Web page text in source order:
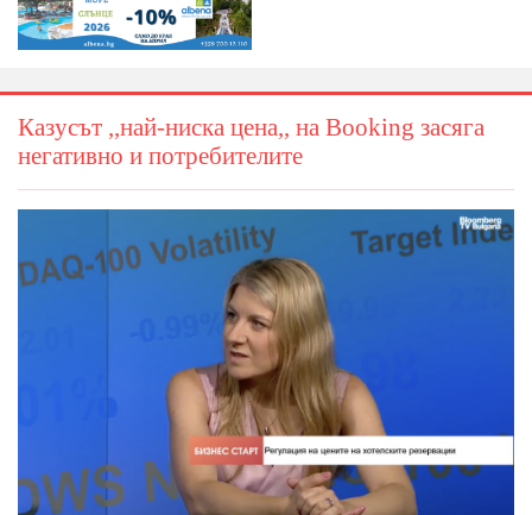
Казусът ,,най-ниска цена,, на Booking засяга
негативно и потребителите